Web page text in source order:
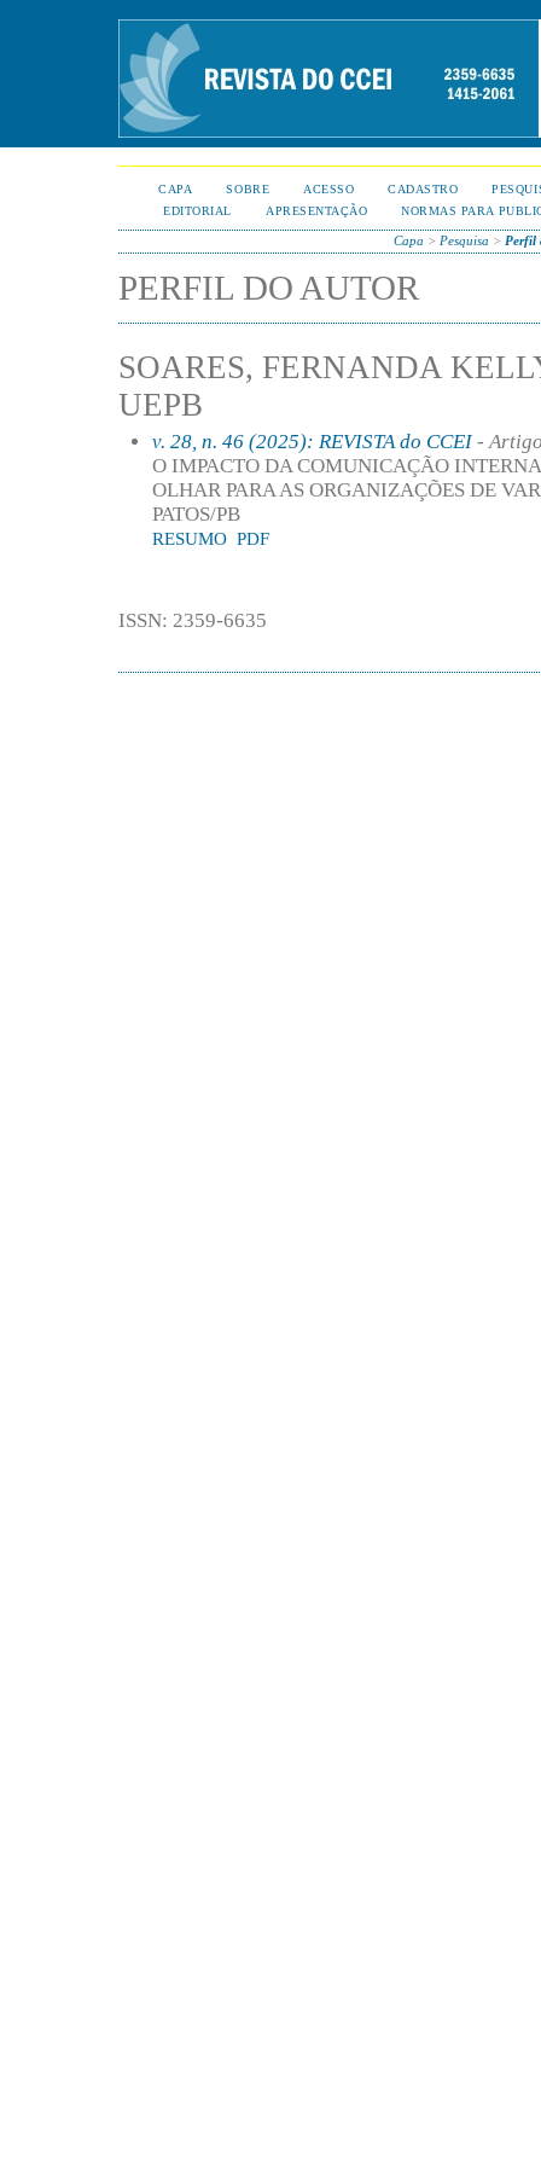
CAPA SOBRE ACESSO CADASTRO
EDITORIAL
APRESENTAÇÃO NORMAS PARA
Capa > Pesquisa > Perfil
PERFIL DO AUTOR
SOARES, FERNANDA
UEPB
v. 28, n. 46 (2025): REVISTA do CCEI-
O IMPACTO DA COMUNICAÇÃO
OLHAR PARA AS ORGANIZAÇÕES DE
PATOS/PB
RESUMO PDF
ISSN: 2359-6635